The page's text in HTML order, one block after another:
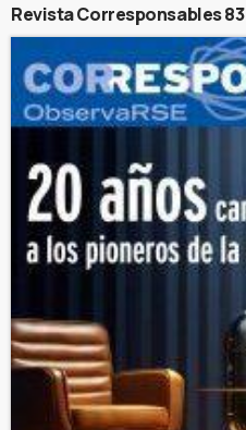
Revista Corresponsables 83